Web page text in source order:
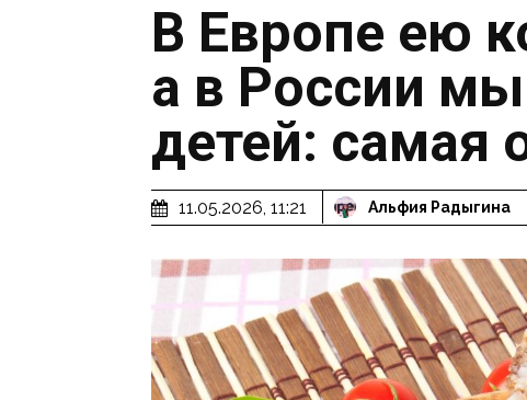
В Европе ею
а в России
детей: самая
11.05.2026, 11:21 Альфия Радыгина